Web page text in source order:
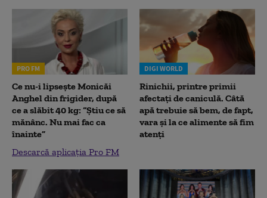
PRO FM
Ce nu-i lipsește Monicăi
Anghel din frigider, după
ce a slăbit 40 kg: “Știu ce să
mănânc. Nu mai fac ca
înainte”
Descarcă aplicația Pro FM
DIGI WORLD
Rinichii, printre primii
afectați de caniculă. Câtă
apă trebuie să bem, de fapt,
vara și la ce alimente să fim
atenți